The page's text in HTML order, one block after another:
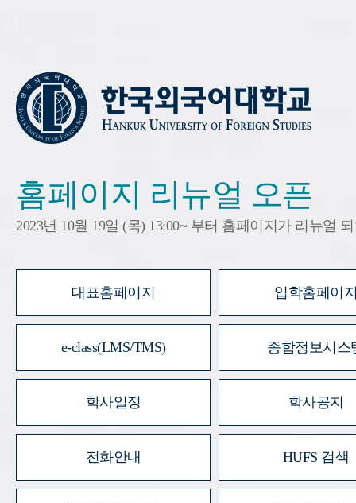
홈페이지 리뉴얼 오픈
2023년 10월 19일 (목) 13:00~ 부터 홈페이지가 리뉴얼
대표홈페이지 입학홈페이
e-class(LMS/TMS) 종합정보시스
학사일정 학사공지
전화안내 HUFS 검색